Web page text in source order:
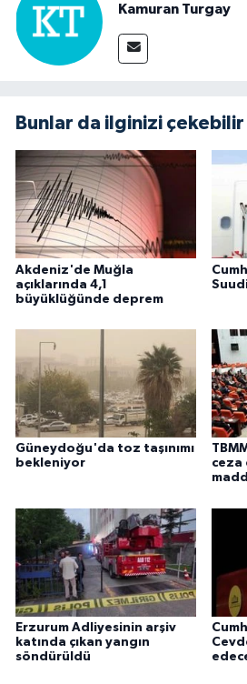
Kamuran Turgay
Bunlar da ilginizi çekebilir
Akdeniz'de Muğla
açıklarında 4,1
büyüklüğünde deprem
Güneydoğu'da toz taşınımı
bekleniyor
ceza
Erzurum Adliyesinin arşiv
katında çıkan yangın
söndürüldü